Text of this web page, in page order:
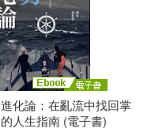
化論：在亂流中找回掌
人生指南 (電子書)